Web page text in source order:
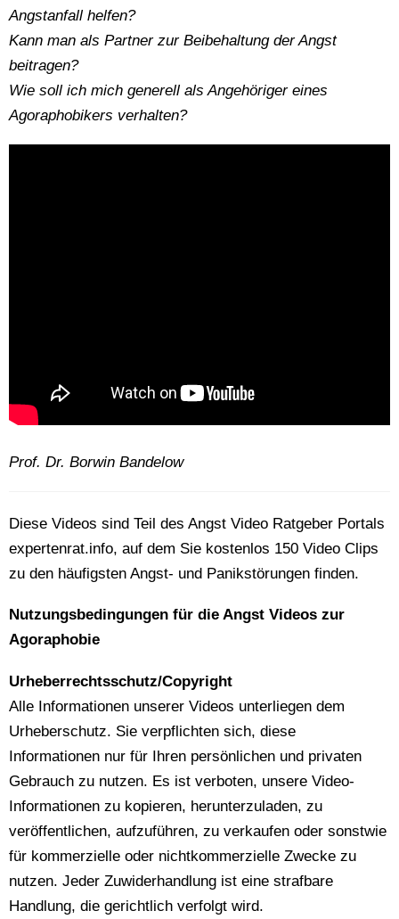
Angstanfall helfen?
Kann man als Partner zur Beibehaltung der Angst
beitragen?
Wie soll ich mich generell als Angehöriger eines
Agoraphobikers verhalten?
Prof. Dr. Borwin Bandelow
Diese Videos sind Teil des Angst Video Ratgeber Portals
expertenrat.info, auf dem Sie kostenlos 150 Video Clips
zu den häufigsten Angst- und Panikstörungen finden.
Nutzungsbedingungen für die Angst Videos zur
Agoraphobie
Urheberrechtsschutz/Copyright
Alle Informationen unserer Videos unterliegen dem
Urheberschutz. Sie verpflichten sich, diese
Informationen nur für Ihren persönlichen und privaten
Gebrauch zu nutzen. Es ist verboten, unsere Video-
Informationen zu kopieren, herunterzuladen, zu
veröffentlichen, aufzuführen, zu verkaufen oder sonstwie
für kommerzielle oder nichtkommerzielle Zwecke zu
nutzen. Jeder Zuwiderhandlung ist eine strafbare
Handlung, die gerichtlich verfolgt wird.